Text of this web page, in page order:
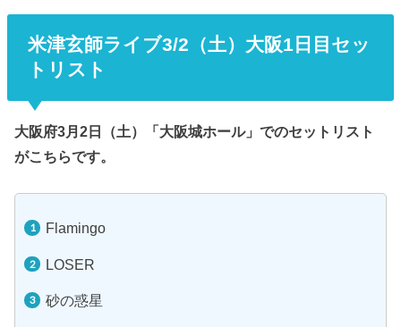
米津玄師ライブ3/2（土）大阪1日目セッ
トリスト
大阪府3月2日（土）「大阪城ホール」でのセットリスト
がこちらです。
Flamingo
LOSER
砂の惑星